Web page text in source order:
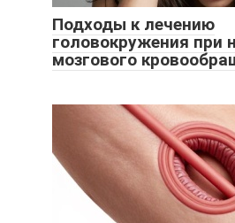
Подходы к лечению
головокружения при
мозгового